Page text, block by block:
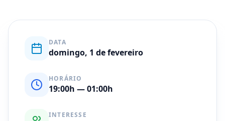
DATA
domingo, 1 de fevereiro
HORÁRIO
19:00h — 01:00h
INTERESSE